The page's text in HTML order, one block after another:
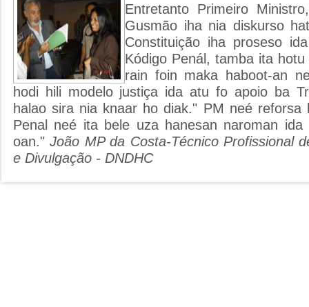
Entretanto Primeiro
Gusmão iha nia diskurso
Constituição iha proseso
Kódigo Penál, tamba ita
rain foin maka haboot-an
hodi hili modelo justiça ida atu fo apoio ba
halao sira nia knaar ho diak." PM neé reforsa
Penal neé ita bele uza hanesan naroman ida
oan."João MP da Costa-Técnico Profissional
e Divulgação - DNDHC